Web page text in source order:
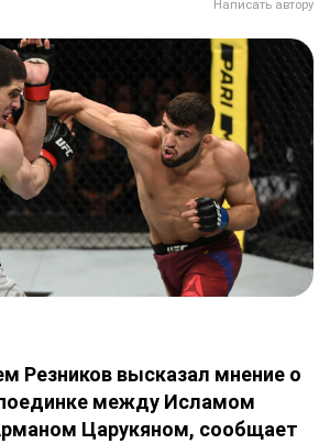
Написать автору
Резников высказал мнение о
между Исламом
Царукяном, сообщает